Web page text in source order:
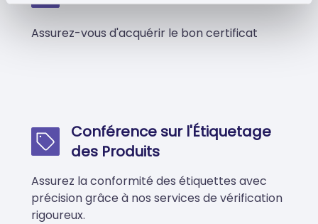
Assurez-vous d'acquérir le bon certificat
Conférence sur l'Étiquetage
des Produits
Assurez la conformité des étiquettes avec
précision grâce à nos services de vérification
rigoureux.